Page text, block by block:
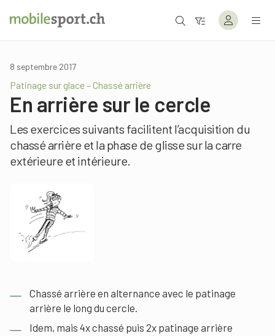
8 septembre 2017
Patinage sur glace – Chassé arrière
En arrière sur le cercle
Les exercices suivants facilitent l’acquisition du
chassé arrière et la phase de glisse sur la carre
extérieure et intérieure.
Chassé arrière en alternance avec le patinage
arrière le long du cercle.
Idem, mais 4x chassé puis 2x patinage arrière